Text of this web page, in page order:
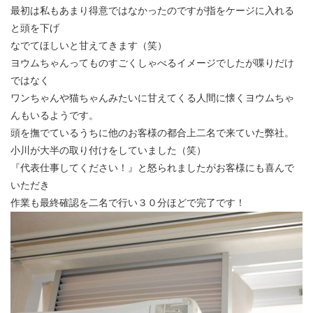
最初は私もあまり得意ではなかったのですが指をケージに入れる
と頭を下げ
なでてほしいと甘えてきます（笑）
ヨウムちゃんってものすごくしゃべるイメージでしたが喋りだけ
ではなく
ワンちゃんや猫ちゃんみたいに甘えてくる人間に懐くヨウムちゃ
んもいるようです。
頭を撫でているうちに他のお客様の都合上二名で来ていた弊社。
小川が大半の取り付けをしていました（笑）
『代表仕事してください！』と怒られましたがお客様にも喜んで
いただき
作業も最終確認を二名で行い３０分ほどで完了です！